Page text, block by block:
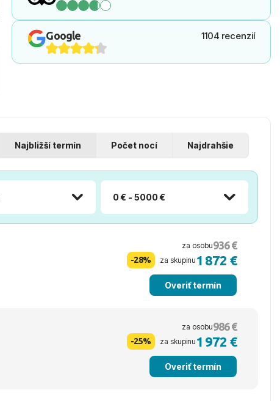
Google 1104 recenzií
Najbližší termín Počet nocí Najdrahšie
0 € - 5000 €
za osobu936 €
-28% za skupinu 1 872 €
Overiť termín
za osobu986 €
-25% za skupinu 1 972 €
Overiť termín